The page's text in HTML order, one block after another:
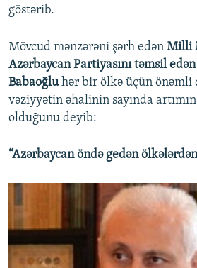
göstərib.
Mövcud mənzərəni şərh edən Milli
Azərbaycan Partiyasını təmsil
Babaoğluhər bir ölkə üçün önəmli
vəziyyətin əhalinin sayında
olduğunu deyib:
“Azərbaycan öndə gedən